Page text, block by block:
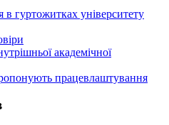
гуртожитках університету
академічної
працевлаштування